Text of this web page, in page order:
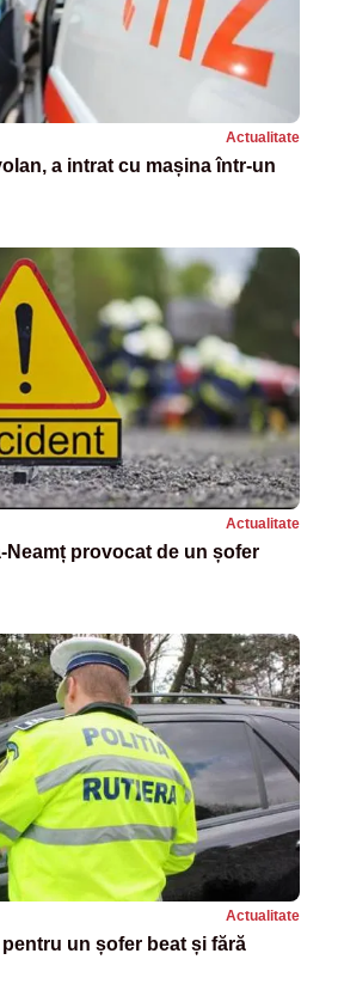
Actualitate
a intrat cu mașina într-un
Actualitate
provocat de un șofer
Actualitate
un șofer beat și fără